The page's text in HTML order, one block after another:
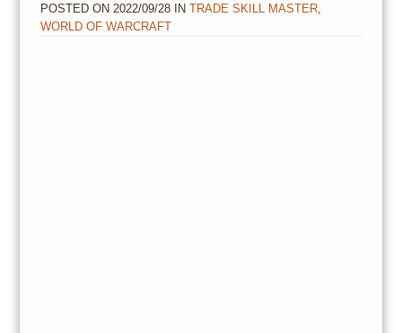
POSTED ON 2022/09/28IN TRADE SKILL MASTER,
WORLD OF WARCRAFT